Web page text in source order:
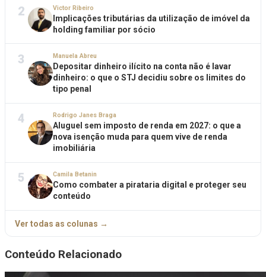
2 Victor Ribeiro
Implicações tributárias da utilização de imóvel da
holding familiar por sócio
3 Manuela Abreu
Depositar dinheiro ilícito na conta não é lavar
dinheiro: o que o STJ decidiu sobre os limites do
tipo penal
4 Rodrigo Janes Braga
Aluguel sem imposto de renda em 2027: o que a
nova isenção muda para quem vive de renda
imobiliária
5 Camila Betanin
Como combater a pirataria digital e proteger seu
conteúdo
Ver todas as colunas →
Conteúdo Relacionado